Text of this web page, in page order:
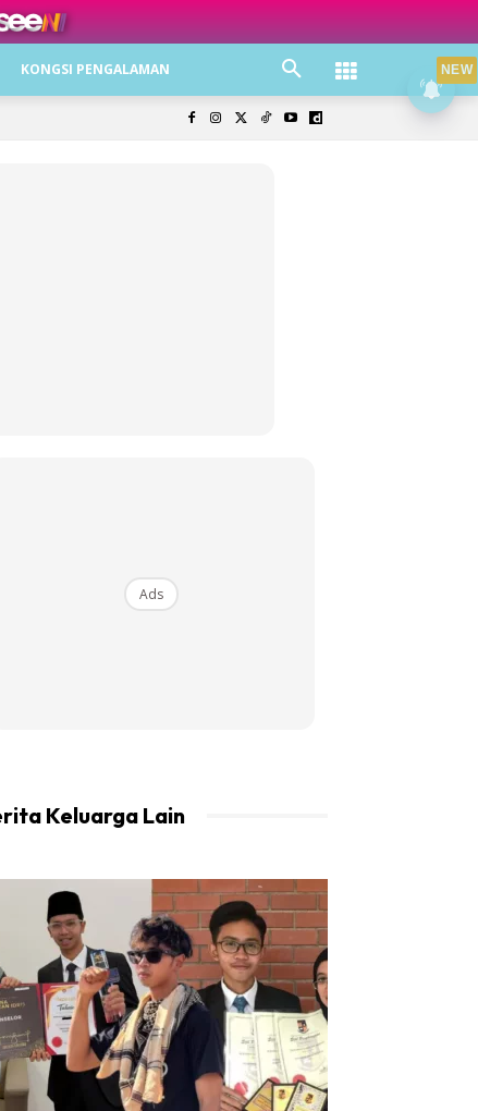
KONGSI PENGALAMAN
Ads
Keluarga Lain
NEW